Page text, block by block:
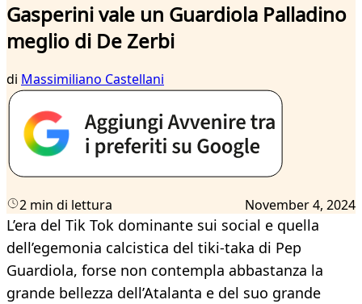
Gasperini vale un Guardiola Palladino
meglio di De Zerbi
di Massimiliano Castellani
2 min di lettura November 4, 2024
L’era del Tik Tok dominante sui social e quella
dell’egemonia calcistica del tiki-taka di Pep
Guardiola, forse non contempla abbastanza la
grande bellezza dell’Atalanta e del suo grande